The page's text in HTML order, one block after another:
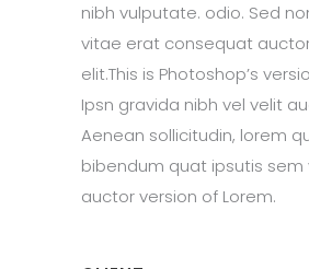
nibh vulputate. odio. Sed
vitae erat consequat
elit.This is Photoshop’s
Ipsn gravida nibh vel velit
Aenean sollicitudin, lorem
bibendum quat ipsutis sem
auctor version of Lorem.